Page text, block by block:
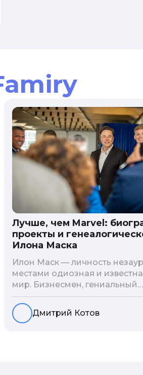
Лучше, чем Marvel:
проекты и
Илона Маска
Илон Маск — личность
местами одиозная и
мир. Бизнесмен, гениальный
изобретатель и миллиардер,
прообраз экранного
человека — настоящий
Дмитрий Котов